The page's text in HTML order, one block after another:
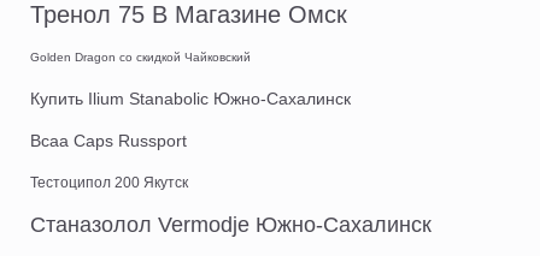
Тренол 75 В Магазине Омск
Golden Dragon со скидкой Чайковский
Купить Ilium Stanabolic Южно-Сахалинск
Bcaa Caps Russport
Тестоципол 200 Якутск
Станазолол Vermodje Южно-Сахалинск